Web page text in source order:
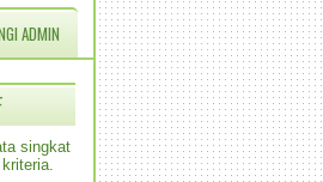
ADMIN
singkat